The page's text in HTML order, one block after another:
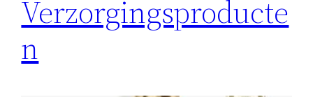
Verzorgingsproducte
n